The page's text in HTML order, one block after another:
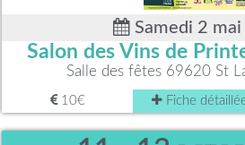
Samedi 2
Salon des Vins de
Salle des fêtes 69620 St
10€ Fiche